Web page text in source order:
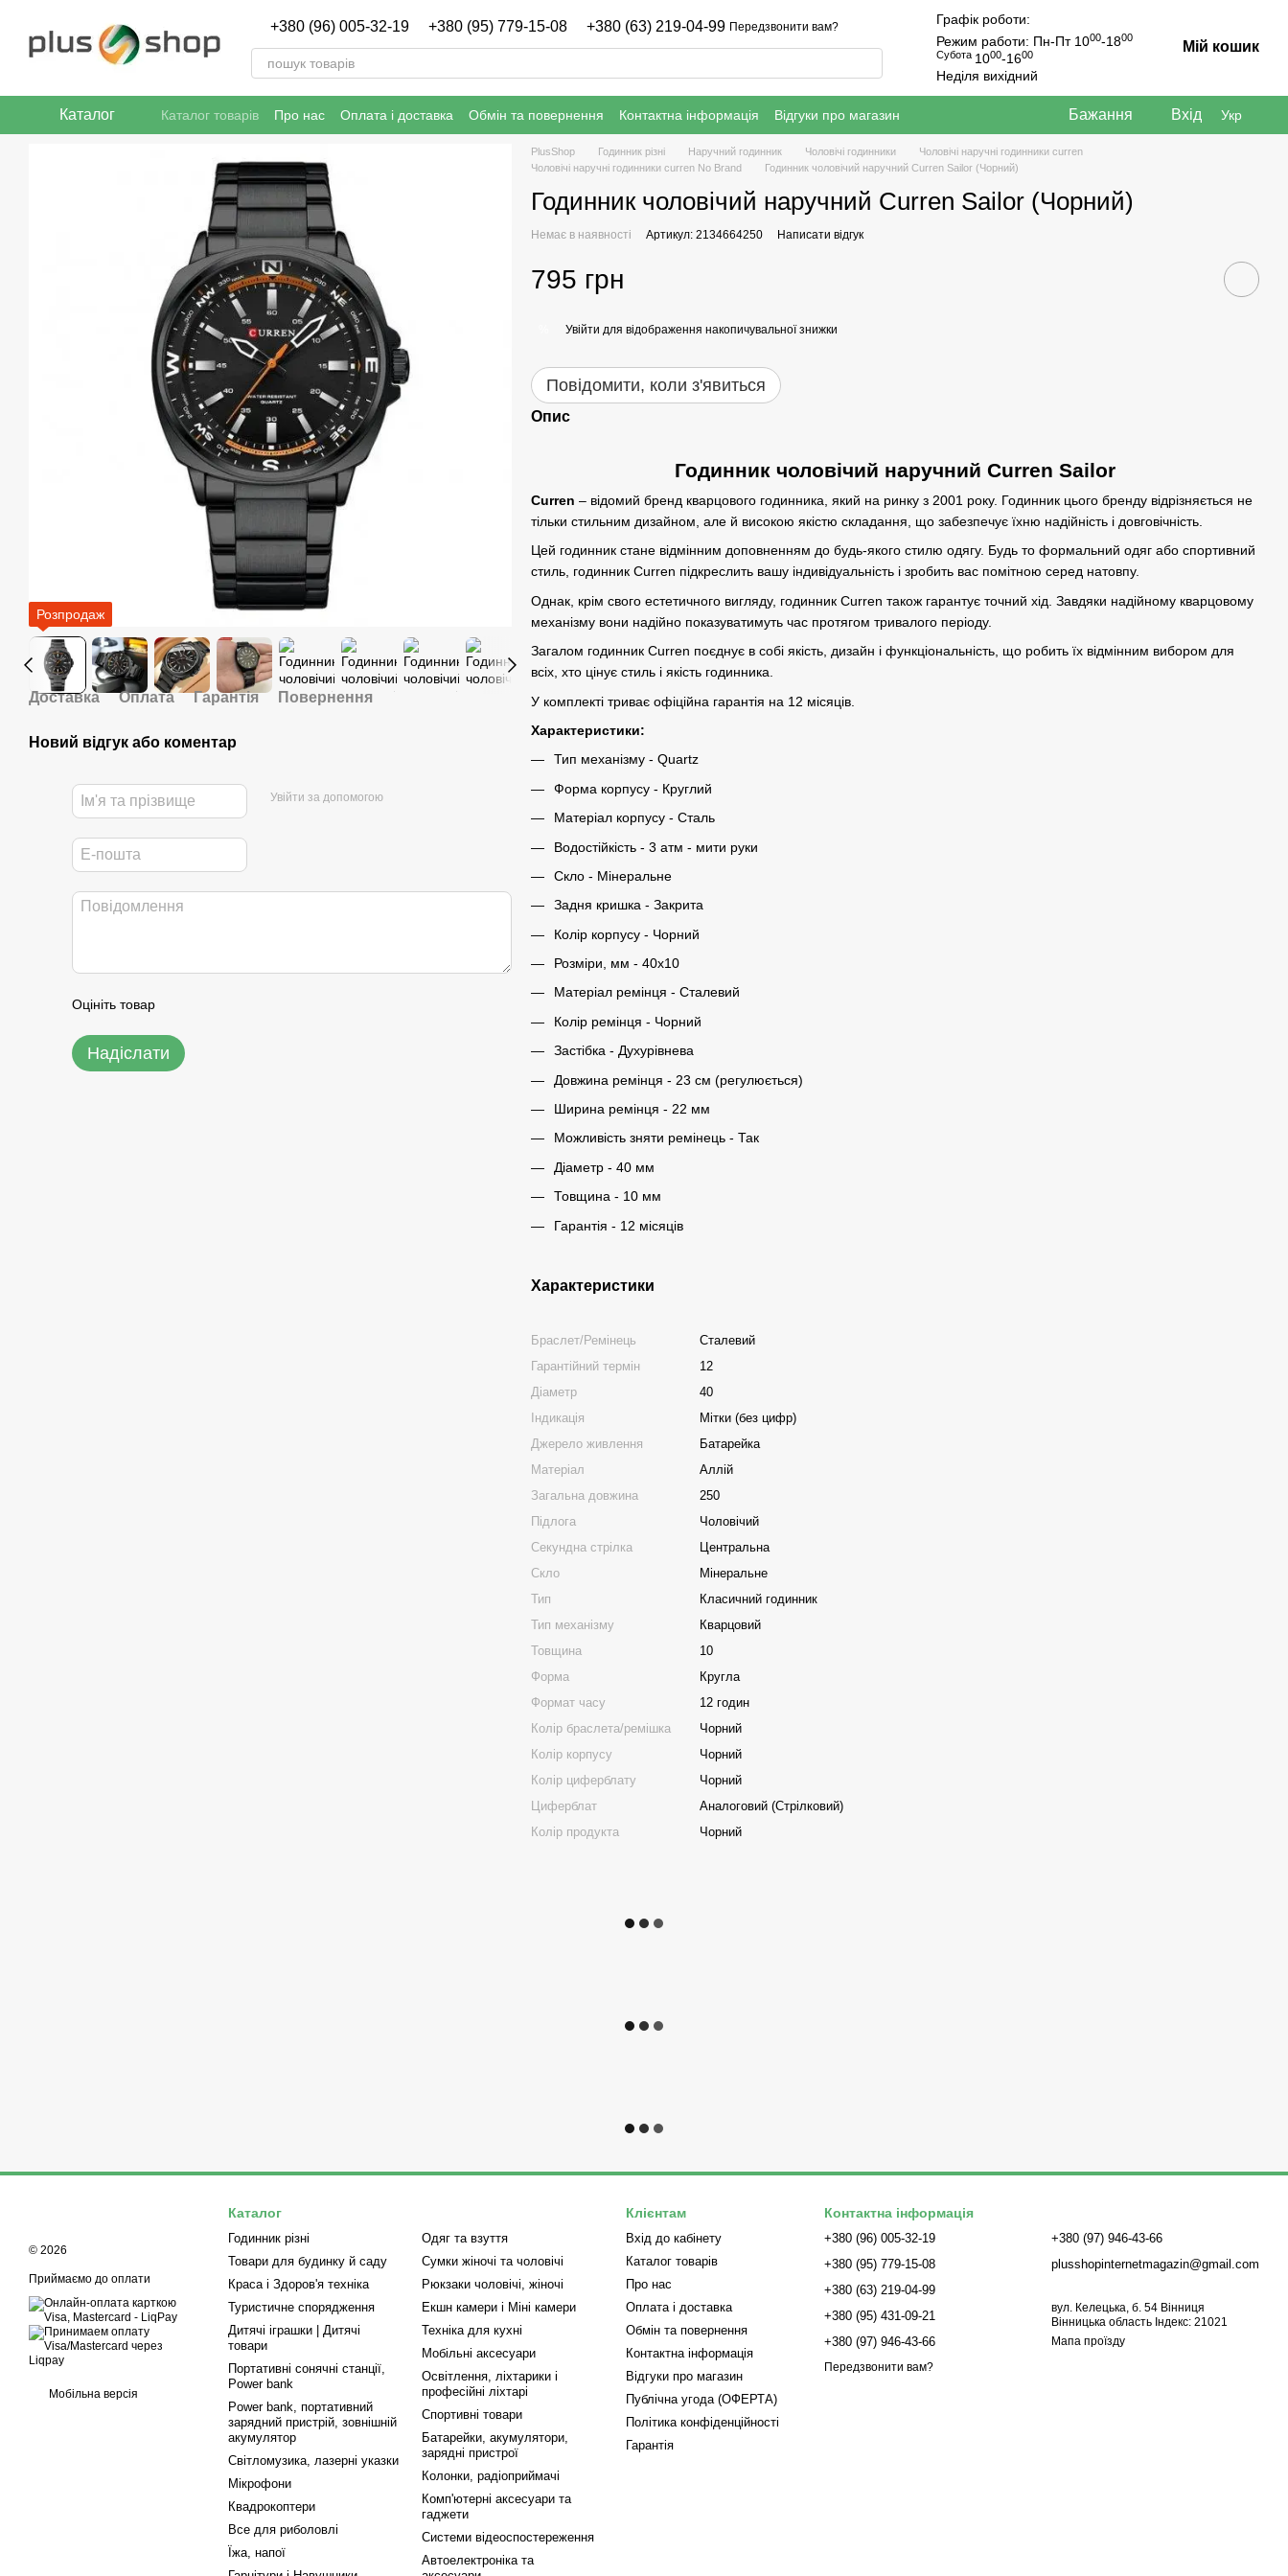
+380 (96) 005-32-19 +380 (95) 779-15-08 +380 (63) 219-04-99 Передзвонити вам?
Графік роботи:
Режим работи: Пн-Пт 1000-1800
Субота 1000-1600
Неділя вихідний
Мій кошик
Каталог Каталог товарів Про нас Оплата і доставка Обмін та повернення Контактна інформація
Відгуки про магазин
Публічна угода (ОФЕРТА)
Політика конфіденційності Гарантія
Бажання Вхід Укр
Розпродаж
Доставка Оплата Гарантія Повернення
Новий відгук або коментар
Увійти за допомогою
Оцініть товар
Надіслати
PlusShop Годинник різні Наручний годинник Чоловічі годинники
Чоловічі наручні годинники curren
Чоловічі наручні годинники curren No Brand
Годинник чоловічий наручний Curren Sailor (Чорний)
Годинник чоловічий наручний Curren Sailor (Чорний)
Немає в наявності Артикул: 2134664250 Написати відгук
795 грн
Увійти для відображення накопичувальної знижки
Повідомити, коли з'явиться
Опис
Годинник чоловічий наручний Curren Sailor
Curren – відомий бренд кварцового годинника, який на ринку з 2001 року. Годинник цього бренду відрізняється не
тільки стильним дизайном, але й високою якістю складання, що забезпечує їхню надійність і довговічність.
Цей годинник стане відмінним доповненням до будь-якого стилю одягу. Будь то формальний одяг або спортивний
стиль, годинник Curren підкреслить вашу індивідуальність і зробить вас помітною серед натовпу.
Однак, крім свого естетичного вигляду, годинник Curren також гарантує точний хід. Завдяки надійному кварцовому
механізму вони надійно показуватимуть час протягом тривалого періоду.
Загалом годинник Curren поєднує в собі якість, дизайн і функціональність, що робить їх відмінним вибором для
всіх, хто цінує стиль і якість годинника.
У комплекті триває офіційна гарантія на 12 місяців.
Характеристики:
Тип механізму - Quartz
Форма корпусу - Круглий
Матеріал корпусу - Сталь
Водостійкість - 3 атм - мити руки
Скло - Мінеральне
Задня кришка - Закрита
Колір корпусу - Чорний
Розміри, мм - 40х10
Матеріал ремінця - Сталевий
Колір ремінця - Чорний
Застібка - Духурівнева
Довжина ремінця - 23 см (регулюється)
Ширина ремінця - 22 мм
Можливість зняти ремінець - Так
Діаметр - 40 мм
Товщина - 10 мм
Гарантія - 12 місяців
Характеристики
Браслет/Ремінець
Сталевий
Гарантійний термін
12
Діаметр
40
Індикація
Мітки (без цифр)
Джерело живлення
Батарейка
Матеріал
Аллій
Загальна довжина
250
Підлога
Чоловічий
Секундна стрілка
Центральна
Скло
Мінеральне
Тип
Класичний годинник
Тип механізму
Кварцовий
Товщина
10
Форма
Кругла
Формат часу
12 годин
Колір браслета/ремішка
Чорний
Колір корпусу
Чорний
Колір циферблату
Чорний
Циферблат
Аналоговий (Стрілковий)
Колір продукта
Чорний
© 2026
Приймаємо до оплати
Мобільна версія
Каталог
Годинник різні
Товари для будинку й саду
Краса і Здоров'я техніка
Туристичне спорядження
Дитячі іграшки | Дитячі
товари
Портативні сонячні станції,
Power bank
Power bank, портативний
зарядний пристрій, зовнішній
акумулятор
Світломузика, лазерні указки
Мікрофони
Квадрокоптери
Все для риболовлі
Їжа, напої
Одяг та взуття
Сумки жіночі та чоловічі
Рюкзаки чоловічі, жіночі
Екшн камери і Міні камери
Техніка для кухні
Мобільні аксесуари
Освітлення, ліхтарики і
професійні ліхтарі
Спортивні товари
Батарейки, акумулятори,
зарядні пристрої
Колонки, радіоприймачі
Комп'ютерні аксесуари та
гаджети
Системи відеоспостереження
Автоелектроніка та
Клієнтам
Вхід до кабінету
Каталог товарів
Про нас
Оплата і доставка
Обмін та повернення
Контактна інформація
Відгуки про магазин
Публічна угода (ОФЕРТА)
Політика конфіденційності
Гарантія
Контактна інформація
+380 (96) 005-32-19
+380 (95) 779-15-08
+380 (63) 219-04-99
+380 (95) 431-09-21
+380 (97) 946-43-66
Передзвонити вам?
+380 (97) 946-43-66
plusshopinternetmagazin@gmail.com
вул. Келецька, б. 54 Вінниця
Вінницька область Індекс: 21021
Мапа проїзду